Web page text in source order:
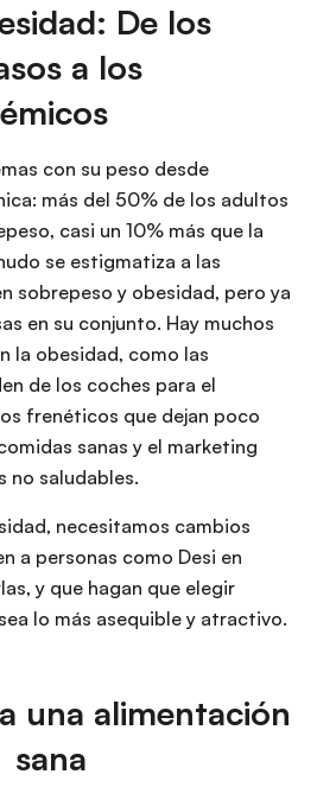
De los
a los
con su peso desde
más del 50% de los adultos
casi un 10% más que la
se estigmatiza a las
sobrepeso y obesidad, pero ya
en su conjunto. Hay muchos
la obesidad, como las
de los coches para el
frenéticos que dejan poco
sanas y el marketing
no saludables.
necesitamos cambios
a personas como Desi en
y que hagan que elegir
lo más asequible y atractivo.
una alimentación
sana